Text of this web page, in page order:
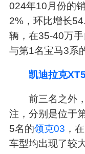
024年10月份的
2%，环比增长
辆，在35-40万
与第1名宝马3系
凯迪拉克XT5
前三名之外
注，分别是位于
5名的领克03 ，
车型均出现了较